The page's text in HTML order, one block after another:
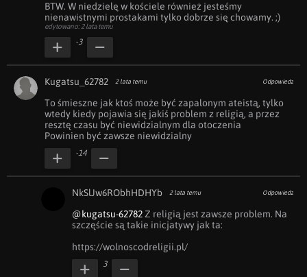
BTW. W niedzielę w kościele również jesteśmy
nienawistnymi prostakami tylko dobrze się chowamy. ;)
edytowano: 2 lata temu
-3
Kugatsu_62782 2 lata temu Odpowiedz
To śmieszne jak ktoś może być zapalonym ateistą, tylko
wtedy kiedy pojawia się jakiś problem z religią, a przez
resztę czasu być niewidzialnym dla otoczenia
Powinien być zawsze niewidzialny
-14
NkSlJw6RObhHDHYb 2 lata temu Odpowiedz
@kugatsu-62782 Z religią jest zawsze problem. Na
szczęście są takie inicjatywy jak ta:
https://wolnoscodreligii.pl/
3